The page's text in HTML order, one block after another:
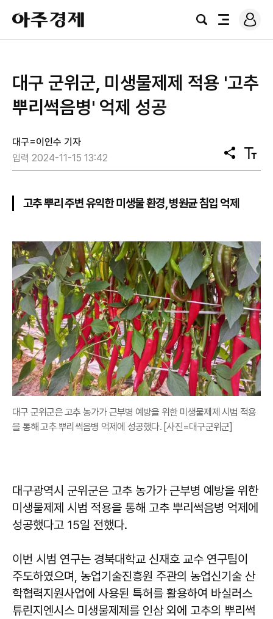
아
주
경
검
전
로
그
대구 군위군, 미생물제제 적용 '고추
뿌리썩음병' 억제 성공
대구=이인수 기자
입력 2024-11-15 13:42
공
유
텍
스
고추 뿌리 주변 유익한 미생물 환경, 병원균 침입 억제
대구 군위군은 고추 농가가 근부병 예방을 위한 미생물제제 시범 적용
을 통해 고추 뿌리썩음병 억제에 성공했다. [사진=대구군위군]
대구광역시 군위군은 고추 농가가 근부병 예방을 위한
미생물제제 시범 적용을 통해 고추 뿌리썩음병 억제에
성공했다고 15일 전했다.
이번 시범 연구는 경북대학교 신재호 교수 연구팀이
주도하였으며, 농업기술진흥원 주관의 농업신기술 산
학협력지원사업에 사용된 특허를 활용하여 바실러스
튜린지엔시스 미생물제제를 인삼 외에 고추의 뿌리썩